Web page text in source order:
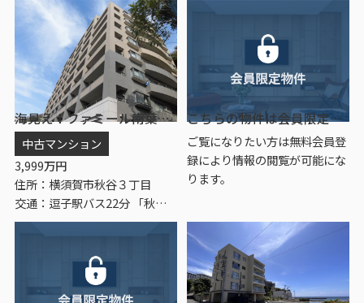
海見え！ファミール南葉山西海岸通り 1階
中古マンション
3,999万円
住所：横須賀市秋谷３丁目
交通：逗子駅バス22分 「秋谷」 停歩2分
こちらの物件は会員限定物件です。
ご覧になりたい方は無料会員登
録により情報の閲覧が可能にな
ります。